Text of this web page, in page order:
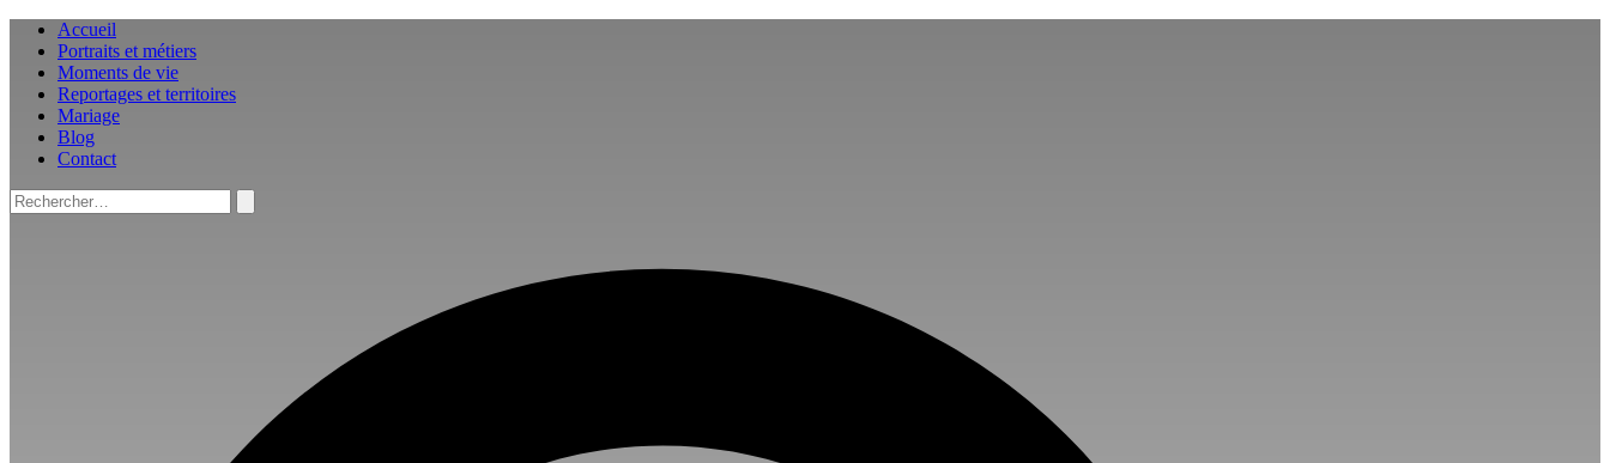
Aller
contenu
Accueil
Portraits et métiers
Moments de vie
Reportages et territoires
Mariage
Blog
Contact
Rechercher :